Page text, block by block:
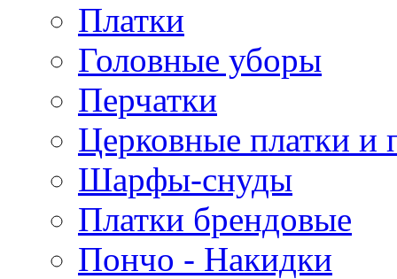
Платки
Головные уборы
Перчатки
Церковные платки и
Шарфы-снуды
Платки брендовые
Пончо - Накидки